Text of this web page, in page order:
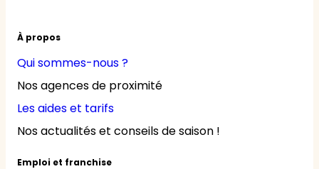
À propos
Qui sommes-nous ?
Nos agences de proximité
Les aides et tarifs
Nos actualités et conseils de saison !
Emploi et franchise